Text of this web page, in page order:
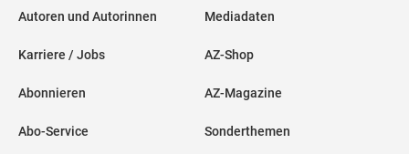
Autoren und Autorinnen
Karriere / Jobs
Abonnieren
Abo-Service
Mediadaten
AZ-Shop
AZ-Magazine
Sonderthemen